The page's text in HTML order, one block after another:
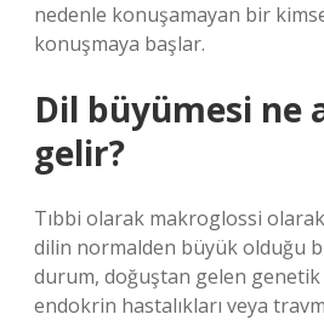
nedenle konuşamayan bir
konuşmaya başlar.
Dil büyümesi ne
gelir?
Tıbbi olarak makroglossi
dilin normalden büyük olduğu
durum, doğuştan gelen
endokrin hastalıkları veya